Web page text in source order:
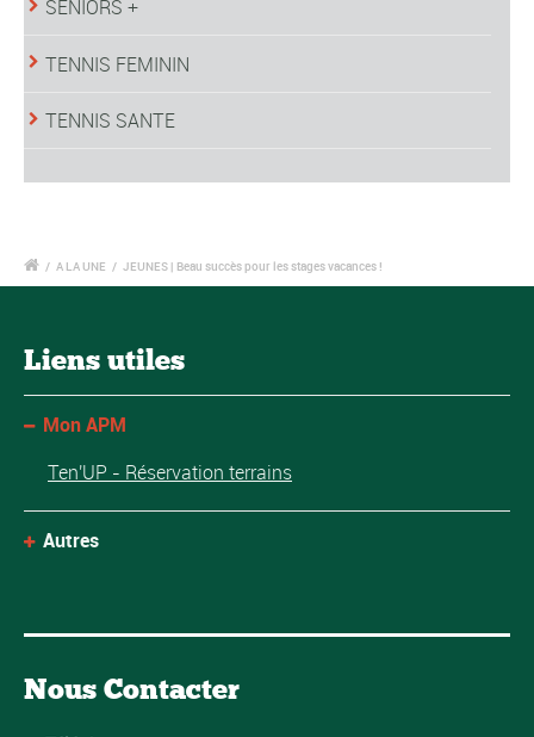
SENIORS +
TENNIS FEMININ
TENNIS SANTE
/ A LA UNE / JEUNES | Beau succès pour les stages vacances !
Liens utiles
Mon APM
Ten'UP - Réservation terrains
Autres
Nous Contacter